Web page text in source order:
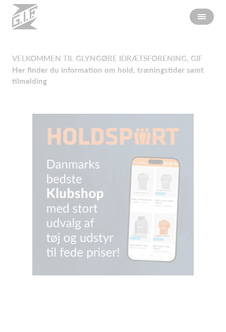
VELKOMMEN TIL GLYNGØRE IDRÆTSFORENING, GIF
Her finder du information om hold, træningstider samt
tilmelding